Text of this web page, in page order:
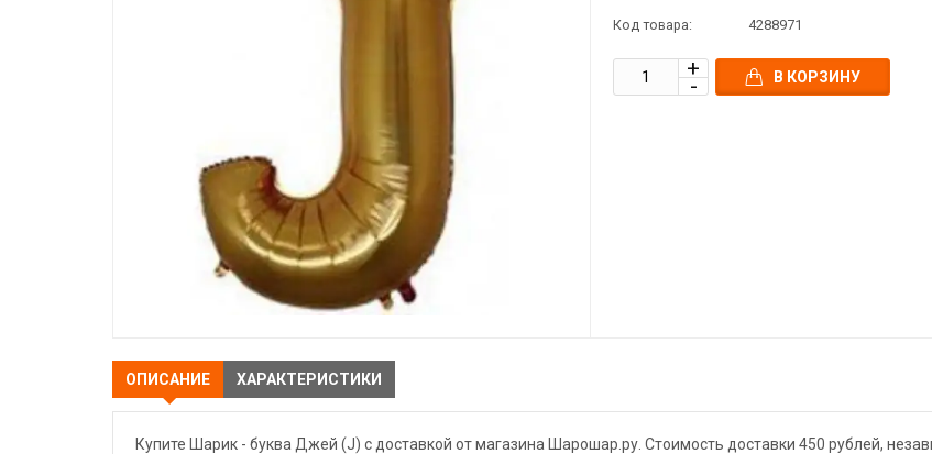
Код товара: 4288971
В КОРЗИНУ
ОПИСАНИЕ ХАРАКТЕРИСТИКИ
Купите Шарик - буква Джей (J) с доставкой от магазина Шарошар.ру. Стоимость доставки 450 рублей,